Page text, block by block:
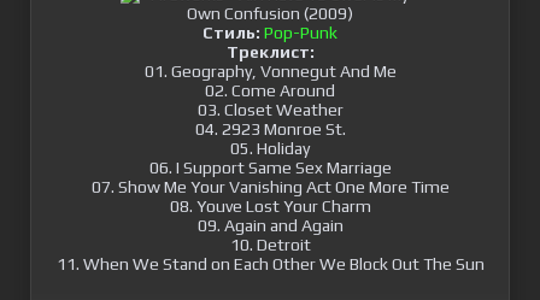
Стиль: Pop-Punk
Треклист:
01. Geography, Vonnegut And Me
02. Come Around
03. Closet Weather
04. 2923 Monroe St.
05. Holiday
06. I Support Same Sex Marriage
07. Show Me Your Vanishing Act One More Time
08. Youve Lost Your Charm
09. Again and Again
10. Detroit
11. When We Stand on Each Other We Block Out The Sun